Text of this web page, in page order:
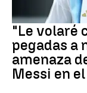
Mundial 2026
"Le volaré
pegadas a
amenaza
Messi en